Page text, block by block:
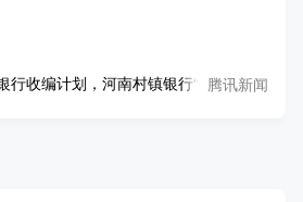
行收编计划，河南村镇银行“渐进式”改革推
腾讯新闻